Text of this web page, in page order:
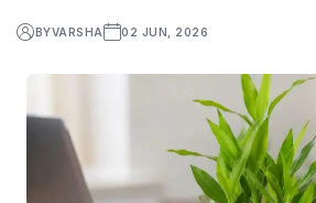
BYVARSHA 02 JUN, 2026